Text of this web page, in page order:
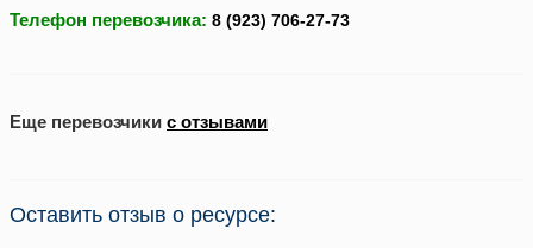
Телефон перевозчика:
Еще перевозчики с отзывами
Оставить отзыв о ресурсе: